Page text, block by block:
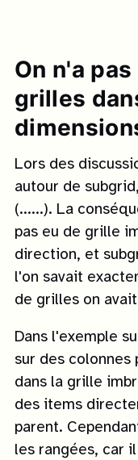
On n'a
grilles
Lors des
autour de
(......). La
pas eu de grille
direction, et
l'on savait
de grilles on
Dans l'exemple
sur des colonnes
dans la grille
des items
parent.
les rangées, car